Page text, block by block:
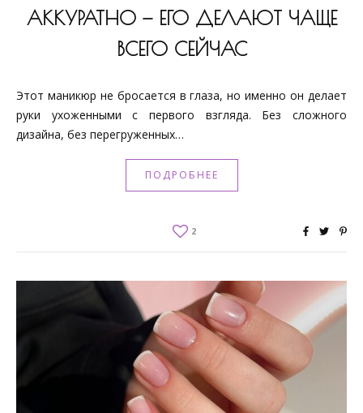
АККУРАТНО — ЕГО ДЕЛАЮТ ЧАЩЕ
ВСЕГО СЕЙЧАС
Этот маникюр не бросается в глаза, но именно он делает
руки ухоженными с первого взгляда. Без сложного
дизайна, без перегруженных…
ПОДРОБНЕЕ
2